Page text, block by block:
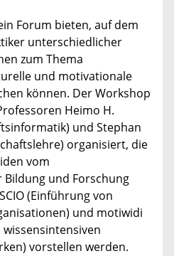
Forum bieten, auf dem
unterschiedlicher
zum Thema
und motivationale
können. Der Workshop
Heimo H.
und Stephan
organisiert, die
vom
und Forschung
(Einführung von
und motiwidi
vorstellen werden.